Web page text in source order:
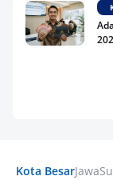
Kota BesarJawa